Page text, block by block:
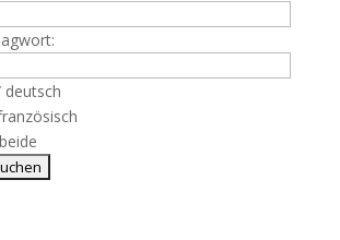
deutsch